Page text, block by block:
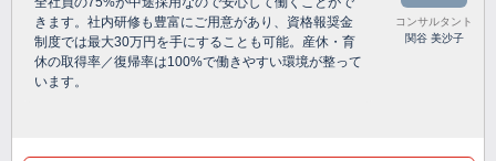
きます。社内研修も豊富にご用意があり、資格報奨金
制度では最大30万円を手にすることも可能。産休・育
休の取得率／復帰率は100%で働きやすい環境が整って
います。
コンサルタント
関谷 美沙子